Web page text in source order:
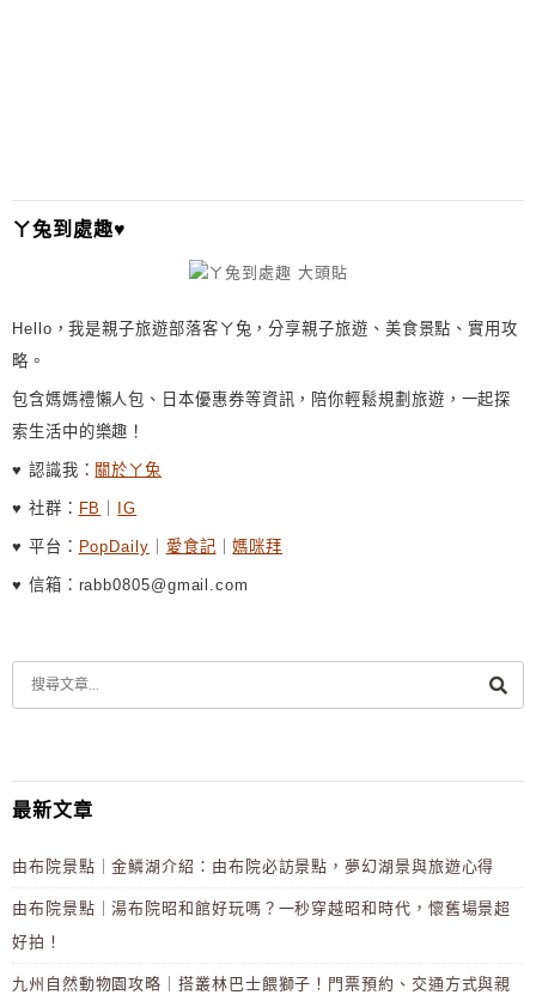
ㄚ兔到處趣♥
Hello，我是親子旅遊部落客ㄚ兔，分享親子旅遊、美食景點、實用攻
略。
包含媽媽禮懶人包、日本優惠券等資訊，陪你輕鬆規劃旅遊，一起探
索生活中的樂趣！
♥ 認識我： 關於ㄚ兔
♥ 社群： FB IG
♥ 平台： PopDaily 愛食記 ｜媽咪拜
♥ 信箱：rabb0805@gmail.com
最新文章
由布院景點｜金鱗湖介紹：由布院必訪景點，夢幻湖景與旅遊心得
由布院景點｜湯布院昭和館好玩嗎？一秒穿越昭和時代，懷舊場景超
好拍！
九州自然動物園攻略｜搭叢林巴士餵獅子！門票預約、交通方式與親